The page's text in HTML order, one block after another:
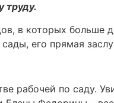
труду.
в которых больше
его прямая
рабочей по саду.